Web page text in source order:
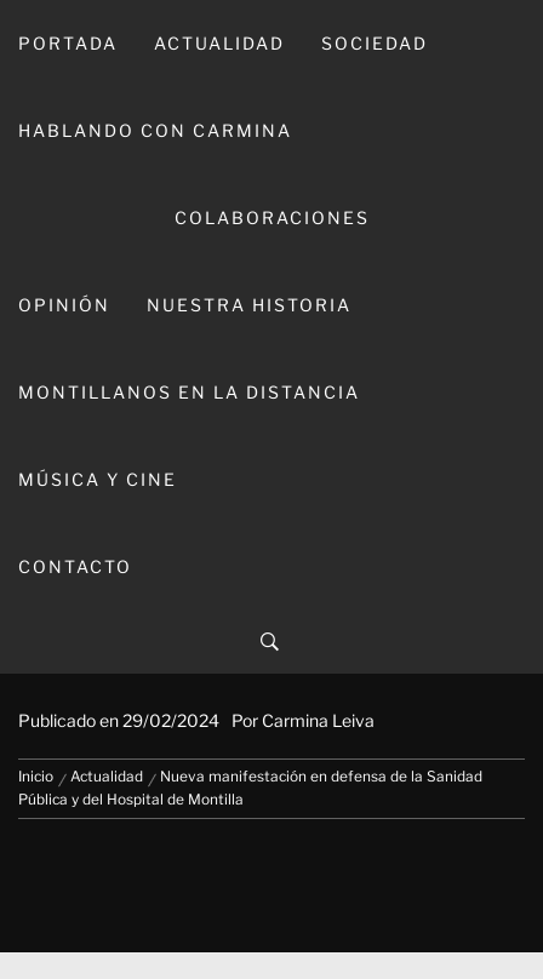
PORTADA ACTUALIDAD SOCIEDAD
HABLANDO CON CARMINA
COLABORACIONES
OPINIÓN NUESTRA HISTORIA
MONTILLANOS EN LA DISTANCIA
MÚSICA Y CINE
CONTACTO
Publicado en29/02/2024 Por Carmina Leiva
Inicio Actualidad
Nueva manifestación en defensa de la Sanidad
Pública y del Hospital de Montilla